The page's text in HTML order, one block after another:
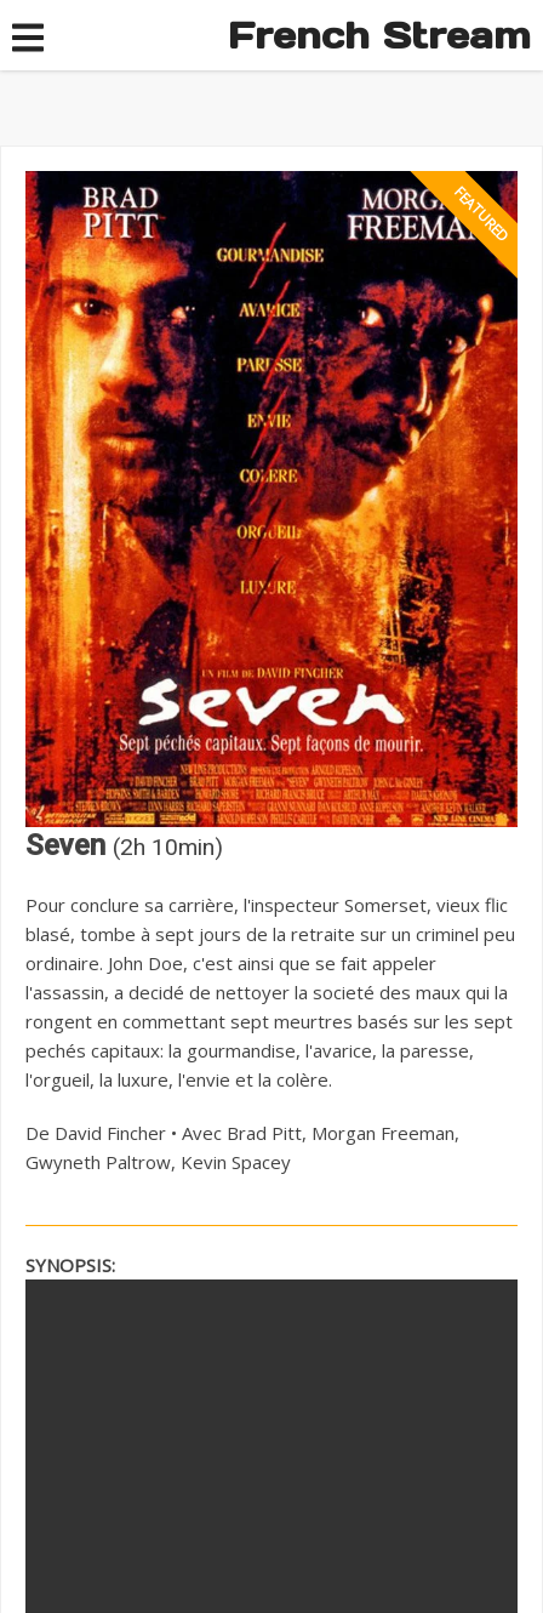
French Stream
Seven (2h 10min)
Pour conclure sa carrière, l'inspecteur Somerset, vieux flic
blasé, tombe à sept jours de la retraite sur un criminel peu
ordinaire. John Doe, c'est ainsi que se fait appeler
l'assassin, a decidé de nettoyer la societé des maux qui la
rongent en commettant sept meurtres basés sur les sept
pechés capitaux: la gourmandise, l'avarice, la paresse,
l'orgueil, la luxure, l'envie et la colère.
De David Fincher • Avec Brad Pitt, Morgan Freeman,
Gwyneth Paltrow, Kevin Spacey
SYNOPSIS: